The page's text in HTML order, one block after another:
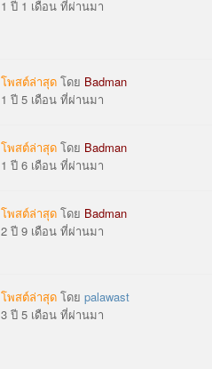
1 ปี 1 เดือน ที่ผ่านมา
โพสต์ล่าสุด โดย Badman
1 ปี 5 เดือน ที่ผ่านมา
โพสต์ล่าสุด โดย Badman
1 ปี 6 เดือน ที่ผ่านมา
โพสต์ล่าสุด โดย Badman
2 ปี 9 เดือน ที่ผ่านมา
โพสต์ล่าสุด โดยpalawast
3 ปี 5 เดือน ที่ผ่านมา